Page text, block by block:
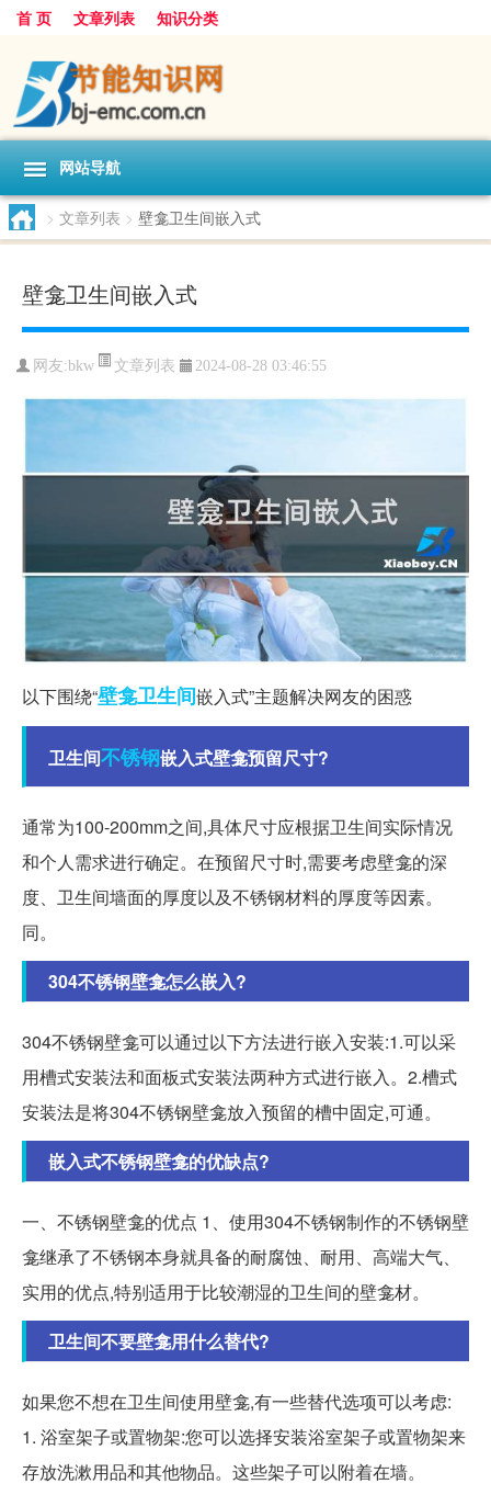
首 页 文章列表 知识分类
网站导航
> 文章列表 > 壁龛卫生间嵌入式
壁龛卫生间嵌入式
网友:bkw 文章列表 2024-08-28 03:46:55
以下围绕“壁龛卫生间嵌入式”主题解决网友的困惑
卫生间不锈钢嵌入式壁龛预留尺寸?
通常为100-200mm之间,具体尺寸应根据卫生间实际情况
和个人需求进行确定。在预留尺寸时,需要考虑壁龛的深
度、卫生间墙面的厚度以及不锈钢材料的厚度等因素。
同。
304不锈钢壁龛怎么嵌入?
304不锈钢壁龛可以通过以下方法进行嵌入安装:1.可以采
用槽式安装法和面板式安装法两种方式进行嵌入。2.槽式
安装法是将304不锈钢壁龛放入预留的槽中固定,可通。
嵌入式不锈钢壁龛的优缺点?
一、不锈钢壁龛的优点 1、使用304不锈钢制作的不锈钢壁
龛继承了不锈钢本身就具备的耐腐蚀、耐用、高端大气、
实用的优点,特别适用于比较潮湿的卫生间的壁龛材。
卫生间不要壁龛用什么替代?
如果您不想在卫生间使用壁龛,有一些替代选项可以考虑:
1. 浴室架子或置物架:您可以选择安装浴室架子或置物架来
存放洗漱用品和其他物品。这些架子可以附着在墙。